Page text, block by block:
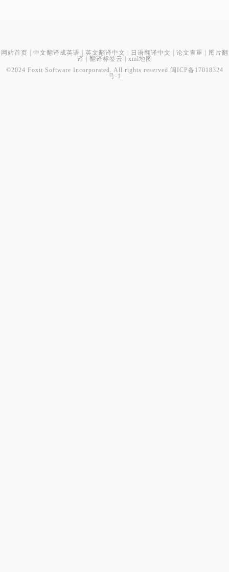
网站首页 | 中文翻译成英语 | 英文翻译中文 | 日语翻译中文 | 论文查重 | 图片翻
译 | 翻译标签云 | xml地图
©2024 Foxit Software Incorporated. All rights reserved. 闽ICP备17018324
号-1